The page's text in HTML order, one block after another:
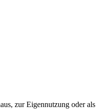
zur Eigennutzung oder als